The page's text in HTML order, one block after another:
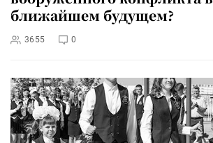
ближайшем будущем?
3655 0